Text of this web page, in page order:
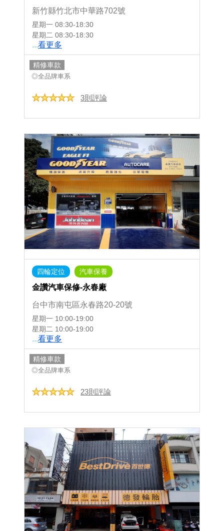
新竹縣竹北市中華路702號
星期一 08:30-18:30
星期二 08:30-18:30
...看更多
精修車款
◎全品牌車系
3則評論
四輪定位 汽車保養
金讚汽車保修-永春廠
台中市南屯區永春路20-20號
星期一 10:00-19:00
星期二 10:00-19:00
...看更多
精修車款
◎全品牌車系
23則評論